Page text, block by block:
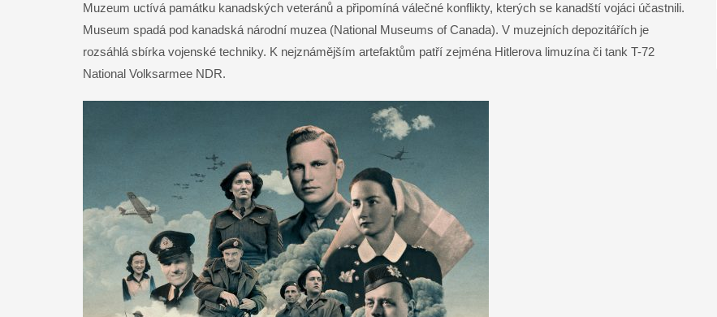
Muzeum uctívá památku kanadských veteránů a připomíná válečné konflikty, kterých se kanadští vojáci účastnili.
Museum spadá pod kanadská národní muzea (National Museums of Canada). V muzejních depozitářích je
rozsáhlá sbírka vojenské techniky. K nejznámějším artefaktům patří zejména Hitlerova limuzína či tank T-72
National Volksarmee NDR.